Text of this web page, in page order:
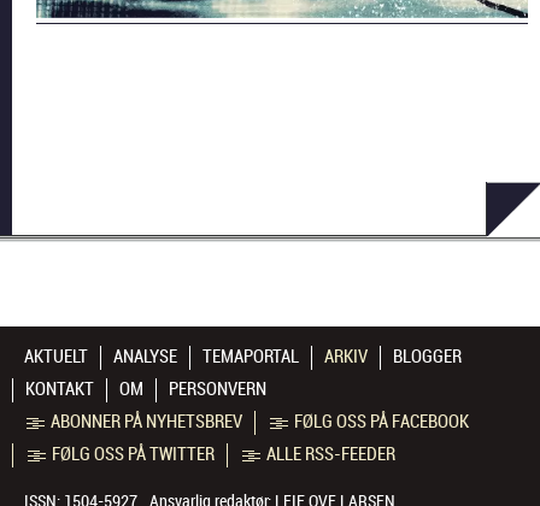
AKTUELT ANALYSE TEMAPORTAL ARKIV
BLOGGER
KONTAKT
OM
PERSONVERN
ABONNER PÅ NYHETSBREV
FØLG OSS PÅ FACEBOOK
FØLG OSS PÅ TWITTER
ALLE RSS-FEEDER
ISSN: 1504-5927 Ansvarlig redaktør: LEIF OVE LARSEN